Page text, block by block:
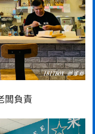
闆負責